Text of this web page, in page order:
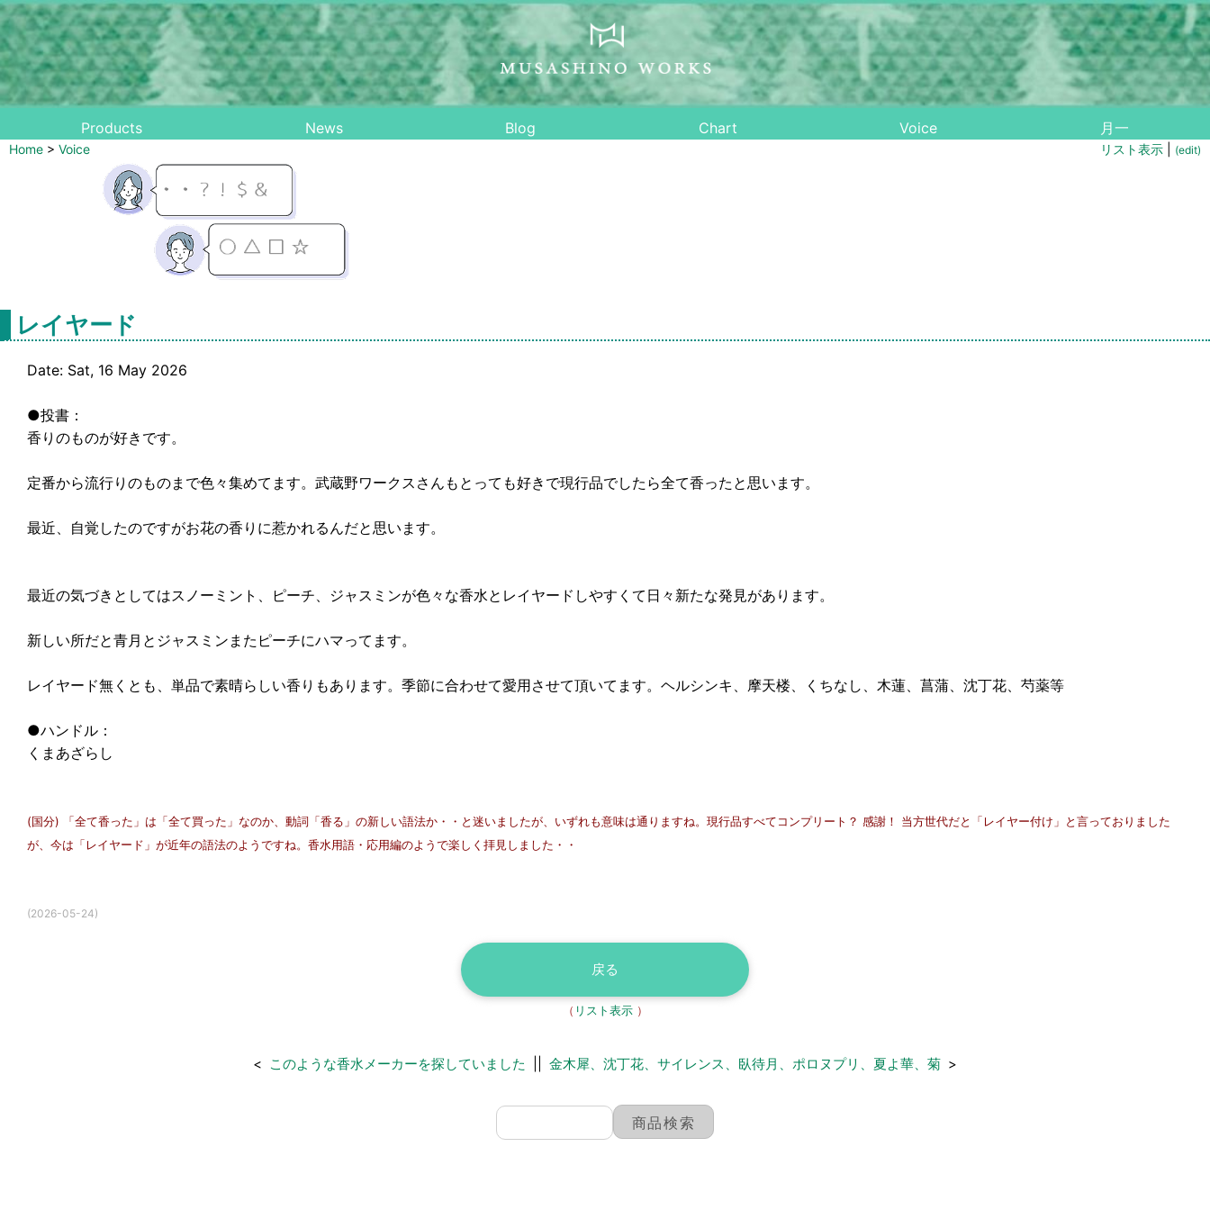
Products News Blog Chart Voice 月一
Home > Voice リスト表示 (edit)
レイヤード
Date: Sat, 16 May 2026
●投書：
香りのものが好きです。
定番から流行りのものまで色々集めてます。武蔵野ワークスさんもとっても好きで現行品でしたら全て香ったと思います。
最近、自覚したのですがお花の香りに惹かれるんだと思います。
最近の気づきとしてはスノーミント、ピーチ、ジャスミンが色々な香水とレイヤードしやすくて日々新たな発見があります。
新しい所だと青月とジャスミンまたピーチにハマってます。
レイヤード無くとも、単品で素晴らしい香りもあります。季節に合わせて愛用させて頂いてます。ヘルシンキ、摩天楼、くちなし、木蓮、菖蒲、沈丁花、芍薬等
●ハンドル：
くまあざらし
(国分) 「全て香った」は「全て買った」なのか、動詞「香る」の新しい語法か・・と迷いましたが、いずれも意味は通りますね。現行品すべてコンプリート？ 感謝！ 当方世代だと「レイヤー付け」と言っておりました
が、今は「レイヤード」が近年の語法のようですね。香水用語・応用編のようで楽しく拝見しました・・
(2026-05-24)
戻る
（ リスト表示）
< このような香水メーカーを探していました 金木犀、沈丁花、サイレンス、臥待月、ポロヌプリ、夏よ華、菊 >